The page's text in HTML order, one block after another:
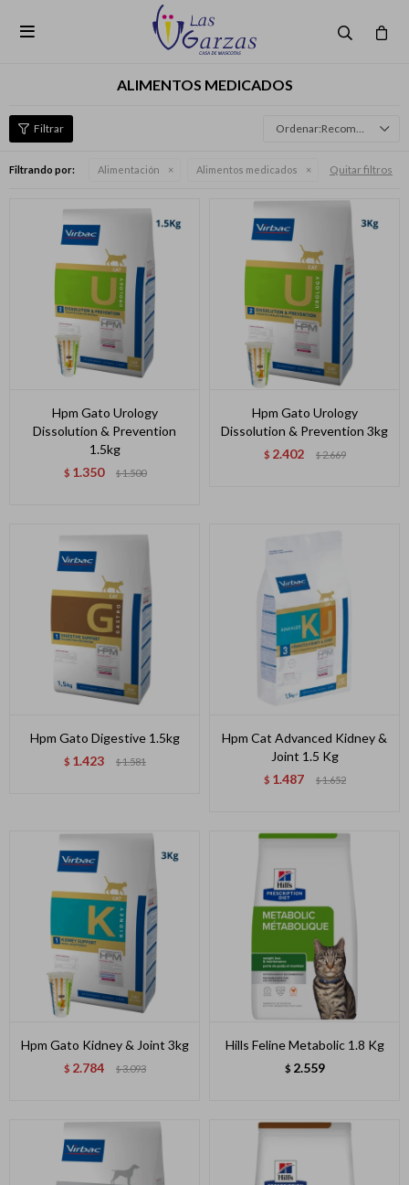

ALIMENTOS MEDICADOS
Recomendados
Filtrando por: Alimentación Alimentos medicados Quitar filtros
Hpm Gato Urology
Dissolution & Prevention
1.5kg
$ 1.350 $1.500
Hpm Gato Urology
Dissolution & Prevention 3kg
$ 2.402 $2.669
Hpm Gato Digestive 1.5kg
$ 1.423 $1.581
Hpm Cat Advanced Kidney &
Joint 1.5 Kg
$ 1.487 $1.652
Hpm Gato Kidney & Joint 3kg
$ 2.784 $3.093
Hills Feline Metabolic 1.8 Kg
$ 2.559